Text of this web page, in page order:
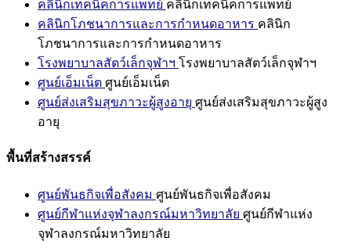
คลินิกเทคนิคการแพทย์ คลินิกเทคนิคการแพทย์
คลินิกโภชนาการและการกำหนดอาหาร คลินิก
โภชนาการและการกำหนดอาหาร
โรงพยาบาลสัตว์เล็กจุฬาฯ โรงพยาบาลสัตว์เล็กจุฬาฯ
ศูนย์เอ็มเน็ต ศูนย์เอ็มเน็ต
ศูนย์ส่งเสริมสุขภาวะผู้สูงอายุ ศูนย์ส่งเสริมสุขภาวะผู้สูง
อายุ
พื้นที่สร้างสรรค์
ศูนย์พันธกิจเพื่อสังคม ศูนย์พันธกิจเพื่อสังคม
ศูนย์กีฬาแห่งจุฬาลงกรณ์มหาวิทยาลัย ศูนย์กีฬาแห่ง
จุฬาลงกรณ์มหาวิทยาลัย